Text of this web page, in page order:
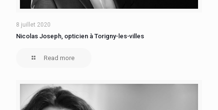
8 juillet 2020
Nicolas Joseph, opticien à Torigny-les-villes
Read more